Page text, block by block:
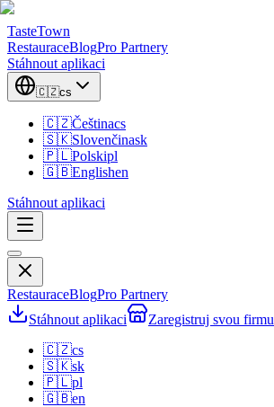
TasteTown
RestauraceBlogPro Partnery
Stáhnout aplikaci
🇨🇿cs
🇨🇿Češtinacs
🇸🇰Slovenčinask
🇵🇱Polskipl
🇬🇧Englishen
Stáhnout aplikaci
RestauraceBlogPro Partnery
Stáhnout aplikaci
Zaregistruj svou firmu
🇨🇿cs
🇸🇰sk
🇵🇱pl
🇬🇧en